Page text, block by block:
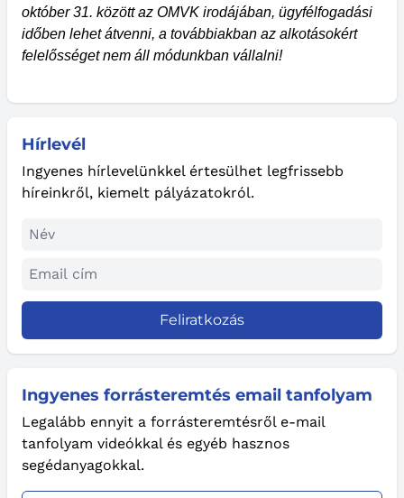
Hírlevél
Ingyenes hírlevelünkkel értesülhet legfrissebb
híreinkről, kiemelt pályázatokról.
Feliratkozás
Ingyenes forrásteremtés email tanfolyam
Legalább ennyit a forrásteremtésről e-mail
tanfolyam videókkal és egyéb hasznos
segédanyagokkal.
október 31. között az OMVK irodájában, ügyfélfogadási
időben lehet átvenni, a továbbiakban az alkotásokért
felelősséget nem áll módunkban vállalni!